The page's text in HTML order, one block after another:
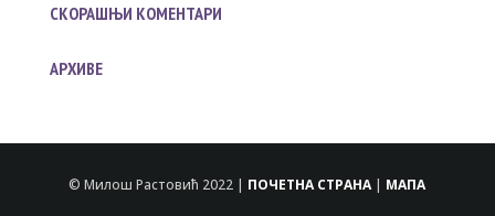
СКОРАШЊИ КОМЕНТАРИ
АРХИВЕ
© Милош Растовић 2022 | ПОЧЕТНА СТРАНА| МАПА